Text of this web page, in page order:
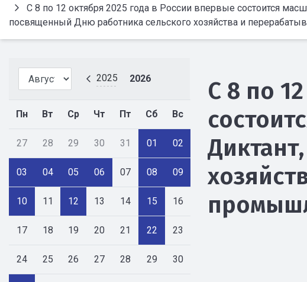
С 8 по 12 октября 2025 года в России впервые состоится
посвященный Дню работника сельского хозяйства и
2025 2026
Пн Вт Ср Чт Пт Сб Вс
27 28 29 30 31 01 02
03 04 05 06 07 08 09
10 11 12 13 14 15 16
17 18 19 20 21 22 23
24 25 26 27 28 29 30
С 8 по